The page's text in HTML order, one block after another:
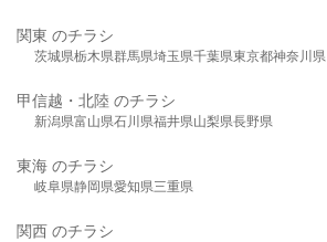
関東 のチラシ
茨城県栃木県群馬県埼玉県千葉県東京都神奈川県
甲信越・北陸 のチラシ
新潟県富山県石川県福井県山梨県長野県
東海 のチラシ
岐阜県静岡県愛知県三重県
関西 のチラシ